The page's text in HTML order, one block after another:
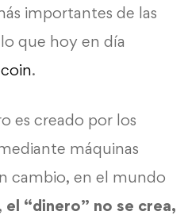
importantes de las
que hoy en día
.
es creado por los
máquinas
cambio, en el mundo
el “dinero” no se crea,